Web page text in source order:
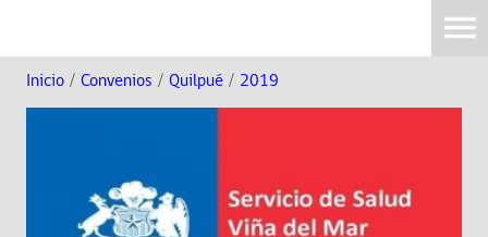
Inicio / Convenios / Quilpué / 2019